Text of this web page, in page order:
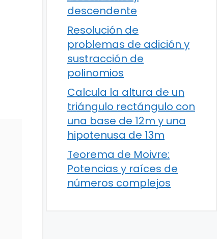
descendente
Resolución de
problemas de adición y
sustracción de
polinomios
Calcula la altura de un
triángulo rectángulo con
una base de 12m y una
hipotenusa de 13m
Teorema de Moivre:
Potencias y raíces de
números complejos